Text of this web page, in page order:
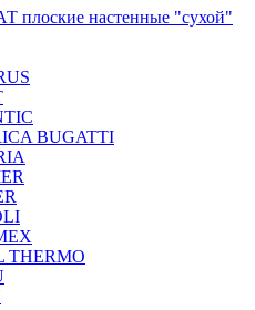
плоские настенные "сухой"
BUGATTI
THERMO